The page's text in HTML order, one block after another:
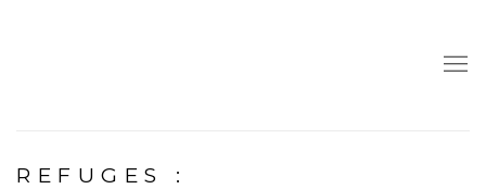
REFUGES :